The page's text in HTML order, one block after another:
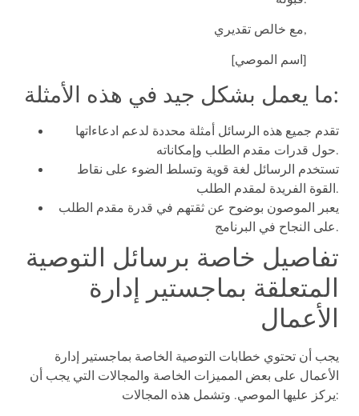
مع خالص تقديري,
[اسم الموصي]
ما يعمل بشكل جيد في هذه الأمثلة:
تقدم جميع هذه الرسائل أمثلة محددة لدعم ادعاءاتها
حول قدرات مقدم الطلب وإمكاناته.
تستخدم الرسائل لغة قوية وتسلط الضوء على نقاط
القوة الفريدة لمقدم الطلب.
يعبر الموصون بوضوح عن ثقتهم في قدرة مقدم الطلب
على النجاح في البرنامج.
تفاصيل خاصة برسائل التوصية
المتعلقة بماجستير إدارة
الأعمال
يجب أن تحتوي خطابات التوصية الخاصة بماجستير إدارة
الأعمال على بعض المميزات الخاصة والمجالات التي يجب أن
يركز عليها الموصي. وتشمل هذه المجالات: